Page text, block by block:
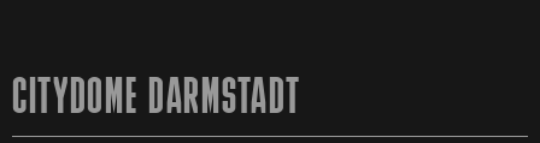
CITYDOME DARMSTADT